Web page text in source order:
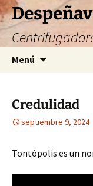
Saltar
al
contenido
Menú
Credulidad
septiembre 9, 2024
Tontópolis es un